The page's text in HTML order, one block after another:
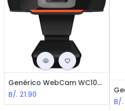
Genérico WebCam WC1080 / HD / USB / Negro (720p y 1080p Disponibles)
B/. 21.90
B/.